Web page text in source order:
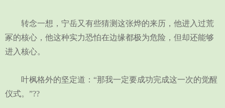
转念一想，宁岳又有些猜测这张烨的来历，他进入过荒
冢的核心，他这种实力恐怕在边缘都极为危险，但却还能够
进入核心。
叶枫格外的坚定道：“那我一定要成功完成这一次的觉醒
仪式。”??